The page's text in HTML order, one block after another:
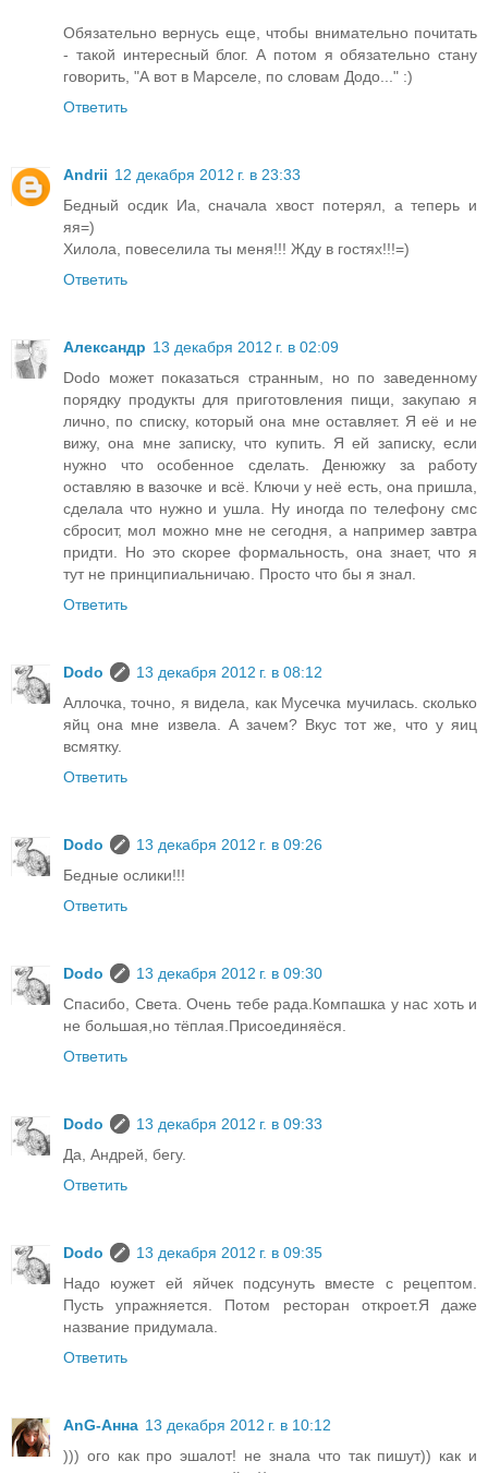
Обязательно вернусь еще, чтобы внимательно почитать
- такой интересный блог. А потом я обязательно стану
говорить, "А вот в Марселе, по словам Додо..." :)
Ответить
Andrii 12 декабря 2012 г. в 23:33
Бедный осдик Иа, сначала хвост потерял, а теперь и
яя=)
Хилола, повеселила ты меня!!! Жду в гостях!!!=)
Ответить
Александр 13 декабря 2012 г. в 02:09
Dodo может показаться странным, но по заведенному
порядку продукты для приготовления пищи, закупаю я
лично, по списку, который она мне оставляет. Я её и не
вижу, она мне записку, что купить. Я ей записку, если
нужно что особенное сделать. Денюжку за работу
оставляю в вазочке и всё. Ключи у неё есть, она пришла,
сделала что нужно и ушла. Ну иногда по телефону смс
сбросит, мол можно мне не сегодня, а например завтра
придти. Но это скорее формальность, она знает, что я
тут не принципиальничаю. Просто что бы я знал.
Ответить
Dodo
13 декабря 2012 г. в 08:12
Аллочка, точно, я видела, как Мусечка мучилась. сколько
яйц она мне извела. А зачем? Вкус тот же, что у яиц
всмятку.
Ответить
Dodo
13 декабря 2012 г. в 09:26
Бедные ослики!!!
Ответить
Dodo
13 декабря 2012 г. в 09:30
Спасибо, Света. Очень тебе рада.Компашка у нас хоть и
не большая,но тёплая.Присоединяёся.
Ответить
Dodo
13 декабря 2012 г. в 09:33
Да, Андрей, бегу.
Ответить
Dodo
13 декабря 2012 г. в 09:35
Надо юужет ей яйчек подсунуть вместе с рецептом.
Пусть упражняется. Потом ресторан откроет.Я даже
название придумала.
Ответить
AnG-Анна 13 декабря 2012 г. в 10:12
))) ого как про эшалот! не знала что так пишут)) как и